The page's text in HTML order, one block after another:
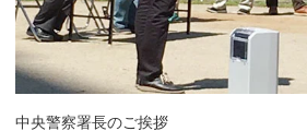
中央警察署長のご挨拶